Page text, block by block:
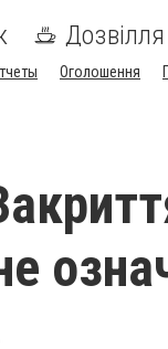
Дозвілля
Оголошення